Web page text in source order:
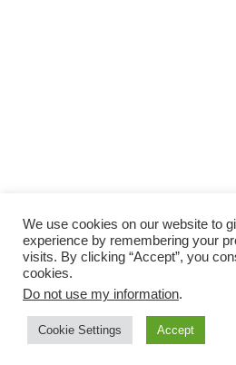
We use cookies on our website to
experience by remembering your
visits. By clicking “Accept”, you
cookies.
Do not use my information.
Cookie Settings Accept